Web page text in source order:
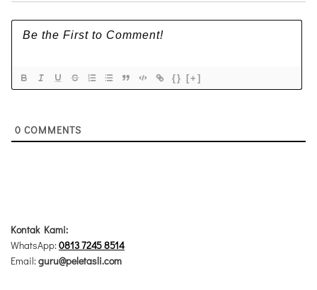
{} [+]
0 COMMENTS
Kontak Kami:
WhatsApp:0813 7245 8514
Email:guru@peletasli.com